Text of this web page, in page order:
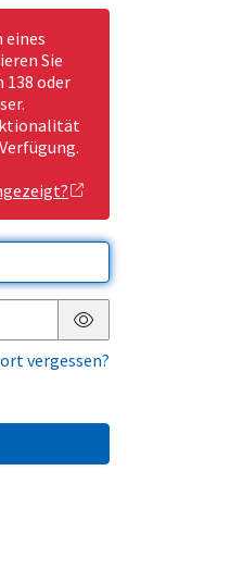
eines
Sie
138 oder
Passwort anzeigen
vergessen?